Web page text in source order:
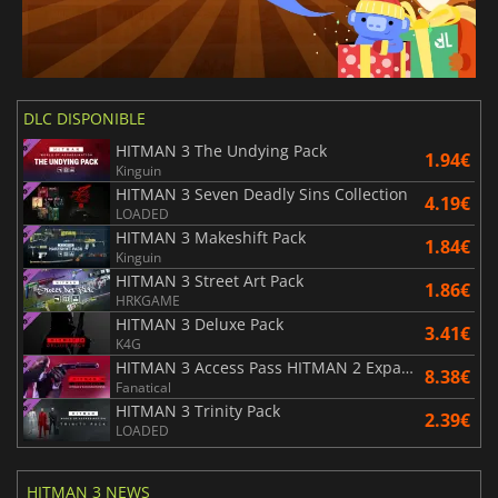
DLC DISPONIBLE
HITMAN 3 The Undying Pack
Kinguin 1.94€
HITMAN 3 Seven Deadly Sins Collection
LOADED 4.19€
HITMAN 3 Makeshift Pack
Kinguin 1.84€
HITMAN 3 Street Art Pack
HRKGAME 1.86€
HITMAN 3 Deluxe Pack
K4G 3.41€
HITMAN 3 Access Pass HITMAN 2 Expansion
Fanatical 8.38€
HITMAN 3 Trinity Pack
LOADED 2.39€
HITMAN 3 NEWS